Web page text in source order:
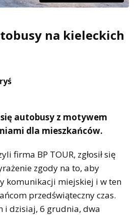
na kieleckich
autobusy z motywem
dla mieszkańców.
firma BP TOUR, zgłosił się
zgody na to, aby
komunikacji miejskiej i w ten
przedświąteczny czas.
i dzisiaj, 6 grudnia, dwa